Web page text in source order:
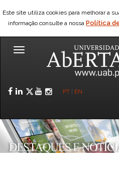
Este site utiliza cookies para melhorar a
informação consulte a nossa Política
Toggle
Facebook
LinkedIn
Twitter
YouTube
Instagram
PT EN